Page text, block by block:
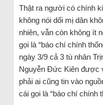
Thật ra người có chính
không nói dối mị dân
nhiên, vẫn còn không ít
gọi là “báo chí chính
ngày 3/9 cả 3 tù nhân
Nguyễn Đức Kiên được
phải ai cũng tin vào
cái gọi là “báo chí chính